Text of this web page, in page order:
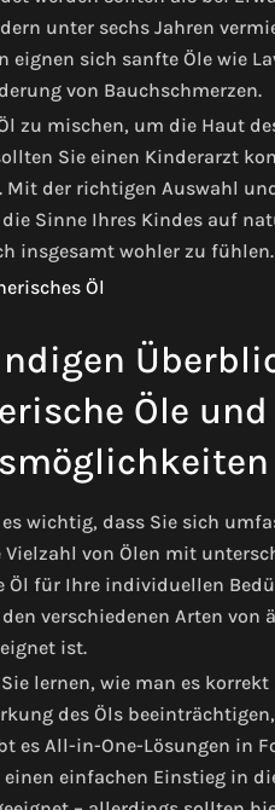
unter sechs Jahren
sich sanfte Öle wie
von Bauchschmerzen.
zu mischen, um die Haut
Sie einen Kinderarzt
Mit der richtigen Auswahl
Sinne Ihres Kindes auf
insgesamt wohler zu fühlen.
Öle und
wichtig, dass Sie sich
von Ölen mit
für Ihre individuellen
verschiedenen Arten von
ist.
lernen, wie man es
des Öls
es All-in-One-Lösungen in
einfachen Einstieg in